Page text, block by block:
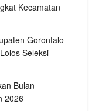
Kecamatan
Gorontalo
Seleksi
Bulan
2026